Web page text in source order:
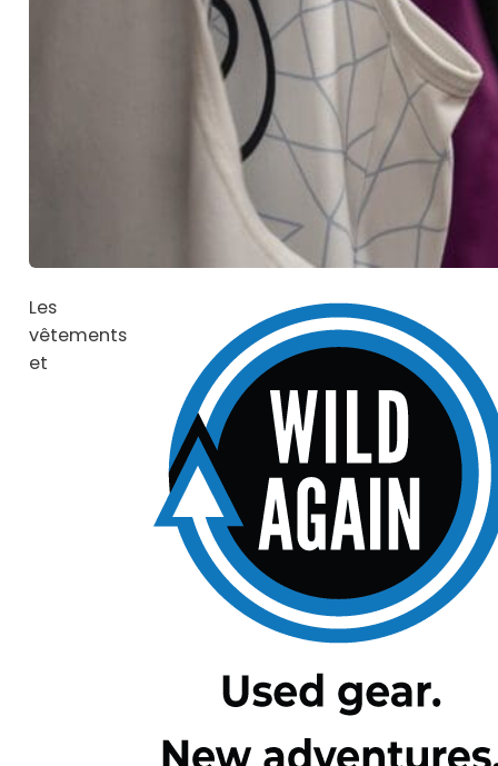
Les
vêtements
et